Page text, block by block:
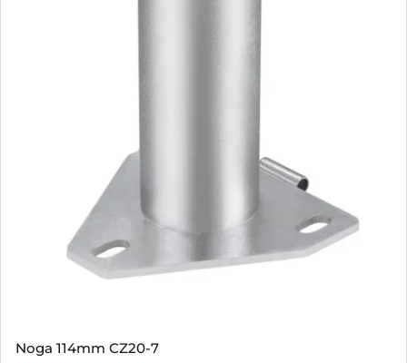
Noga 114mm CZ20-7